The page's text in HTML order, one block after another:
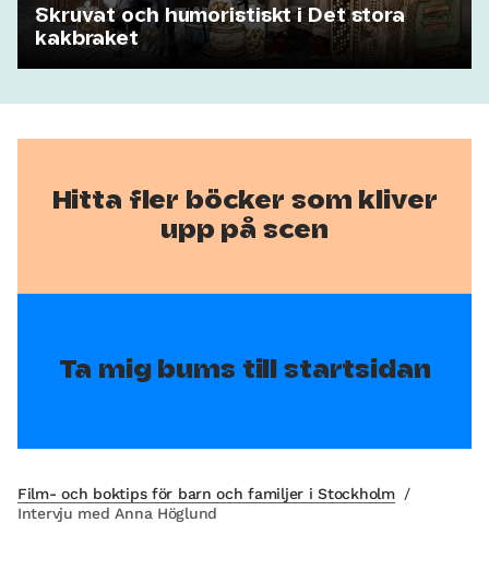
Skruvat och humoristiskt i Det stora
kakbraket
Hitta fler böcker som kliver
upp på scen
Ta mig bums till startsidan
Film- och boktips för barn och familjer i Stockholm /
Intervju med Anna Höglund